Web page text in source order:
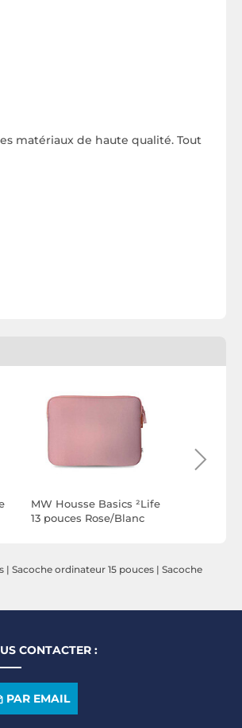
matériaux de haute qualité. Tout
MW Housse Basics ²Life
13 pouces Rose/Blanc
| Sacoche ordinateur 15 pouces | Sacoche
CONTACTER :
PAR EMAIL